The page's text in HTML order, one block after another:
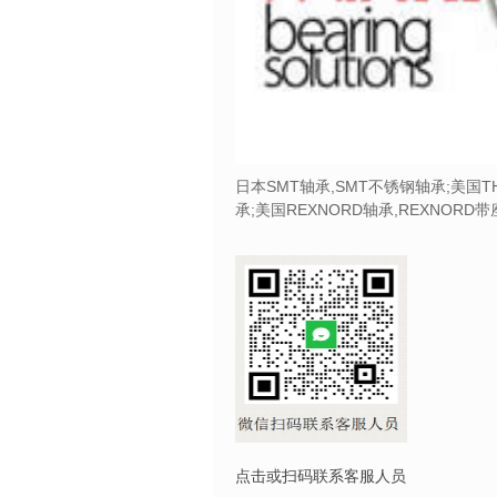
日本SMT轴承,SMT不锈钢轴承;美国
承;美国REXNORD轴承,REXNORD带
点击或扫码联系客服人员